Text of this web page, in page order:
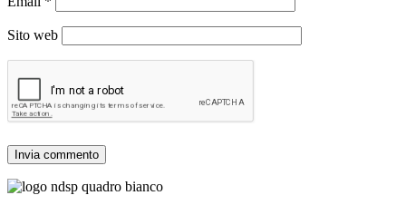
Sito web